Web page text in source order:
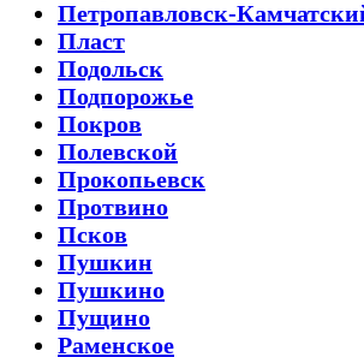
Петропавловск-
Пласт
Подольск
Подпорожье
Покров
Полевской
Прокопьевск
Протвино
Псков
Пушкин
Пушкино
Пущино
Раменское